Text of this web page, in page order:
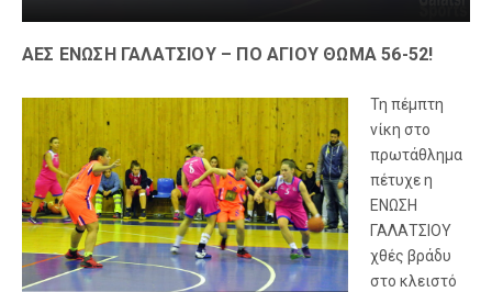
ΑΕΣ ΕΝΩΣΗ ΓΑΛΑΤΣΙΟΥ – ΠΟ ΑΓΙΟΥ ΘΩΜΑ 56-52!
Τη πέμπτη
νίκη στο
πρωτάθλημα
πέτυχε η
ΕΝΩΣΗ
ΓΑΛΑΤΣΙΟΥ
χθές βράδυ
στο κλειστό